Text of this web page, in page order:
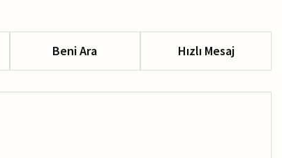
Beni Ara Hızlı Mesaj